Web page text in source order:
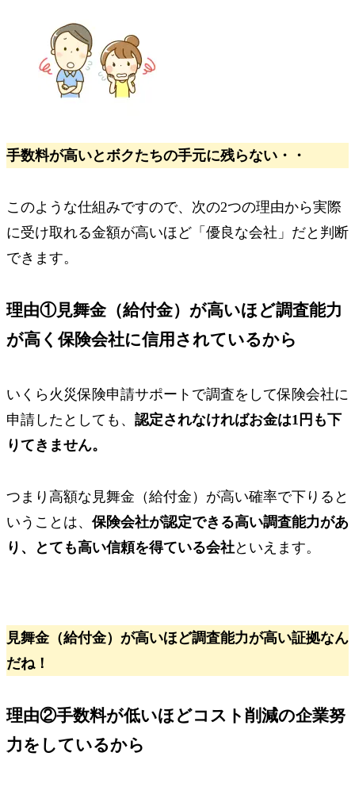
手数料が高いとボクたちの手元に残らない・・
このような仕組みですので、次の2つの理由から実際
に受け取れる金額が高いほど 「優良な会社」 だと判断
できます。
理由①見舞金（給付金）が高いほど調査能力
が高く保険会社に信用されているから
いくら火災保険申請サポートで調査をして保険会社に
申請したとしても、 認定されなければお金は1円も下
りてきません。
つまり高額な見舞金（給付金）が高い確率で下りると
いうことは、 保険会社が認定できる高い調査能力があ
り、とても高い信頼を得ている会社といえます。
見舞金（給付金）が高いほど調査能力が高い証拠なん
だね！
理由②手数料が低いほどコスト削減の企業努
力をしているから